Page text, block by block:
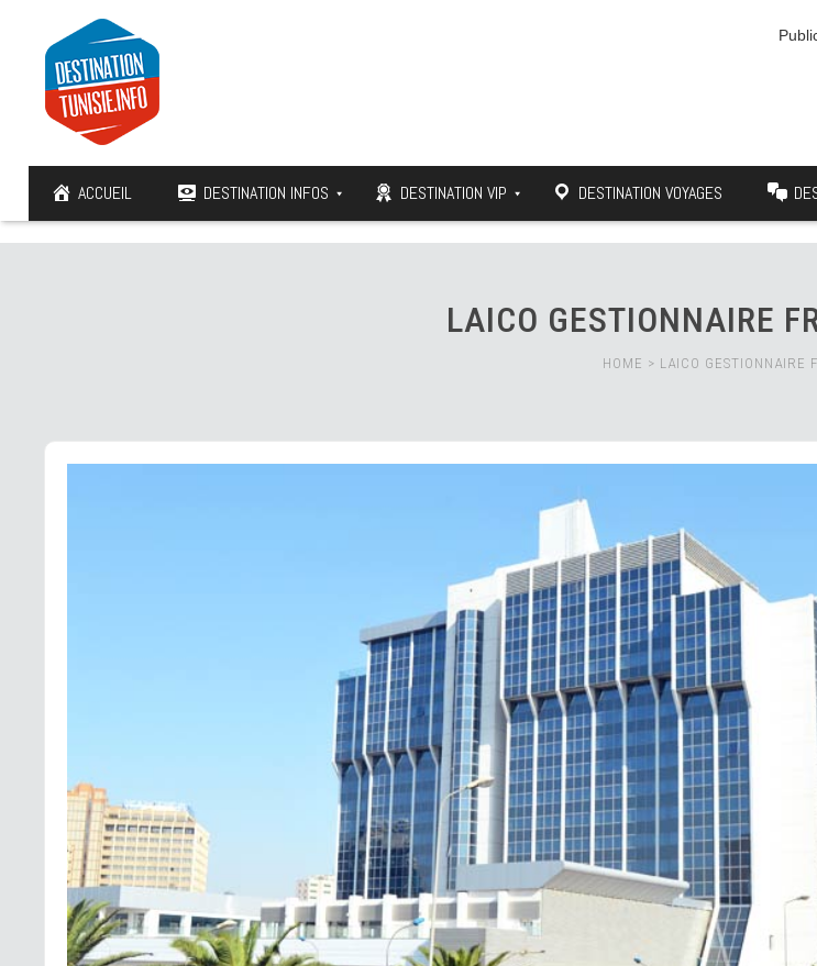
ACCUEIL DESTINATION INFOS DESTINATION VIP DESTINATION VOYAGES
LAICO GESTIONNAIRE
HOME > LAICO GESTIONNAIRE